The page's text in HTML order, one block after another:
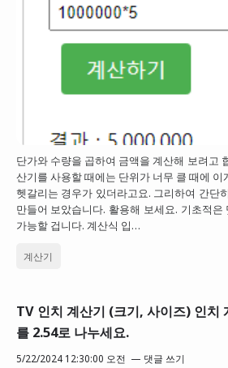
단가와 수량을 곱하여 금액을 계산해 보려고
산기를 사용할 때에는 단위가 너무 클 때에 이
헷갈리는 경우가 있더라고요. 그리하여 간단
만들어 보았습니다. 활용해 보세요. 기초적은
가능할 겁니다. 계산식 입…
계산기
TV 인치 계산기 (크기, 사이즈) 인치
를 2.54로 나누세요.
5/22/2024 12:30:00 오전 댓글 쓰기